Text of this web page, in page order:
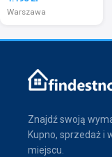
Warszawa
Znajdź swoją
Kupno, sprzedaż i
miejscu.